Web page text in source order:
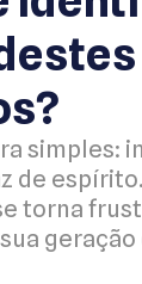
simples:
de
torna